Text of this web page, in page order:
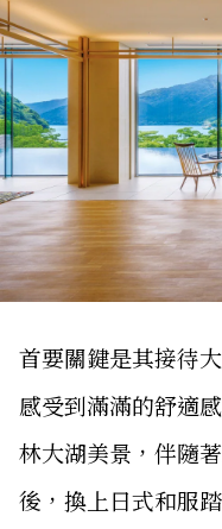
首要關鍵是其接待
感受到滿滿的舒適
林大湖美景，伴隨
後，換上日式和服